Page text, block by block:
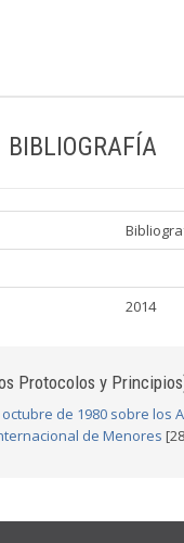
BIBLIOGRAFÍA
2014
Protocolos y
de 1980 sobre los
de Menores